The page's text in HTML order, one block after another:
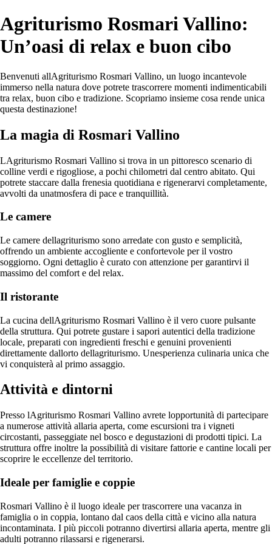
Agriturismo Rosmari Vallino:
Un’oasi di relax e buon cibo
Benvenuti allAgriturismo Rosmari Vallino, un luogo incantevole
immerso nella natura dove potrete trascorrere momenti indimenticabili
tra relax, buon cibo e tradizione. Scopriamo insieme cosa rende unica
questa destinazione!
La magia di Rosmari Vallino
LAgriturismo Rosmari Vallino si trova in un pittoresco scenario di
colline verdi e rigogliose, a pochi chilometri dal centro abitato. Qui
potrete staccare dalla frenesia quotidiana e rigenerarvi completamente,
avvolti da unatmosfera di pace e tranquillità.
Le camere
Le camere dellagriturismo sono arredate con gusto e semplicità,
offrendo un ambiente accogliente e confortevole per il vostro
soggiorno. Ogni dettaglio è curato con attenzione per garantirvi il
massimo del comfort e del relax.
Il ristorante
La cucina dellAgriturismo Rosmari Vallino è il vero cuore pulsante
della struttura. Qui potrete gustare i sapori autentici della tradizione
locale, preparati con ingredienti freschi e genuini provenienti
direttamente dallorto dellagriturismo. Unesperienza culinaria unica che
vi conquisterà al primo assaggio.
Attività e dintorni
Presso lAgriturismo Rosmari Vallino avrete lopportunità di partecipare
a numerose attività allaria aperta, come escursioni tra i vigneti
circostanti, passeggiate nel bosco e degustazioni di prodotti tipici. La
struttura offre inoltre la possibilità di visitare fattorie e cantine locali per
scoprire le eccellenze del territorio.
Ideale per famiglie e coppie
Rosmari Vallino è il luogo ideale per trascorrere una vacanza in
famiglia o in coppia, lontano dal caos della città e vicino alla natura
incontaminata. I più piccoli potranno divertirsi allaria aperta, mentre gli
adulti potranno rilassarsi e rigenerarsi.